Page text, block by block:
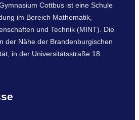
Cottbus ist eine Schule
im Bereich Mathematik,
und Technik (MINT). Die
der Nähe der Brandenburgischen
in der Universitätsstraße 18.